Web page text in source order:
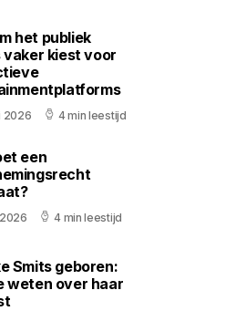
het publiek
vaker kiest voor
2026 4 min leestijd
een
4 min leestijd
Smits geboren:
weten over haar